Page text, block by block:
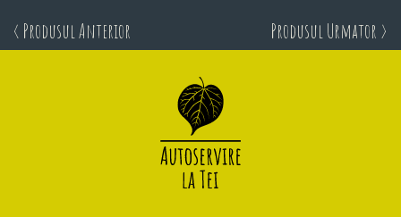
< Produsul Anterior Produsul Urmator >